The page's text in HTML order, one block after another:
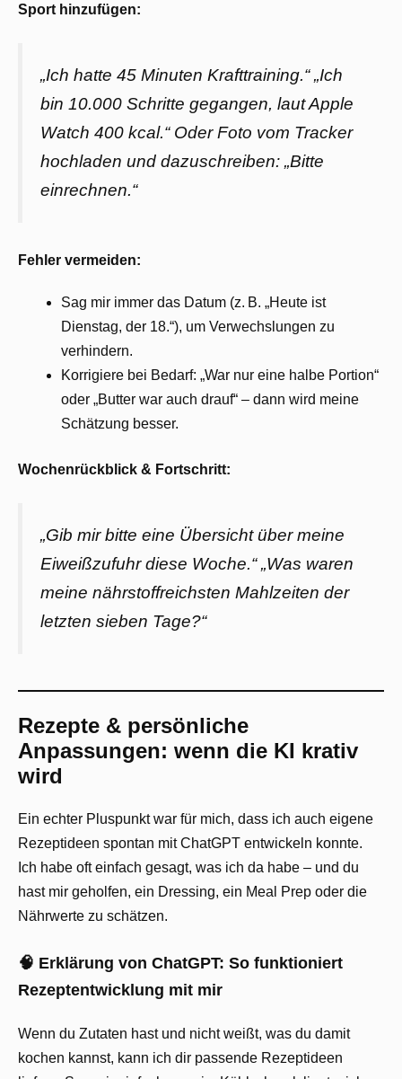
Sport hinzufügen:
„Ich hatte 45 Minuten Krafttraining.“ „Ich
bin 10.000 Schritte gegangen, laut Apple
Watch 400 kcal.“ Oder Foto vom Tracker
hochladen und dazuschreiben: „Bitte
einrechnen.“
Fehler vermeiden:
Sag mir immer das Datum (z. B. „Heute ist
Dienstag, der 18.“), um Verwechslungen zu
verhindern.
Korrigiere bei Bedarf: „War nur eine halbe Portion“
oder „Butter war auch drauf“ – dann wird meine
Schätzung besser.
Wochenrückblick & Fortschritt:
„Gib mir bitte eine Übersicht über meine
Eiweißzufuhr diese Woche.“ „Was waren
meine nährstoffreichsten Mahlzeiten der
letzten sieben Tage?“
Rezepte & persönliche
Anpassungen: wenn die KI krativ
wird
Ein echter Pluspunkt war für mich, dass ich auch eigene
Rezeptideen spontan mit ChatGPT entwickeln konnte.
Ich habe oft einfach gesagt, was ich da habe – und du
hast mir geholfen, ein Dressing, ein Meal Prep oder die
Nährwerte zu schätzen.
🧠 Erklärung von ChatGPT: So funktioniert
Rezeptentwicklung mit mir
Wenn du Zutaten hast und nicht weißt, was du damit
kochen kannst, kann ich dir passende Rezeptideen